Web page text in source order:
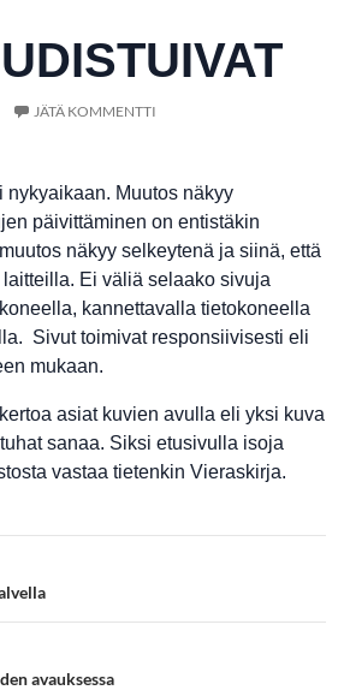
JÄTÄ KOMMENTTI
nykyaikaan. Muutos näkyy
päivittäminen on entistäkin
näkyy selkeytenä ja siinä, että
Ei väliä selaako sivuja
kannettavalla tietokoneella
Sivut toimivat responsiivisesti eli
mukaan.
asiat kuvien avulla eli yksi kuva
sanaa. Siksi etusivulla isoja
vastaa tietenkin Vieraskirja.
avauksessa